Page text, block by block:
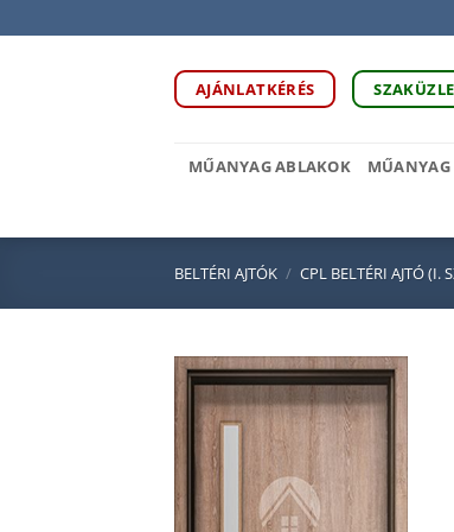
to
AJÁNLATKÉRÉS
MŰANYAG ABLAKOK MŰANYAG
BELTÉRI AJTÓK / CPL BELTÉRI AJTÓ (I.